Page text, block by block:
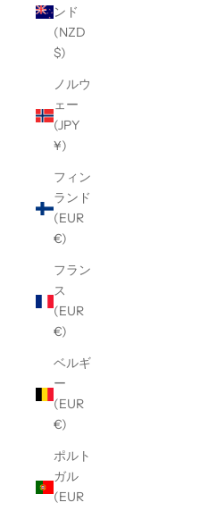
ンド
(NZD
$)
ノルウ
ェー
(JPY
¥)
フィン
ランド
(EUR
€)
フラン
ス
(EUR
€)
ベルギ
ー
(EUR
€)
ポルト
ガル
(EUR